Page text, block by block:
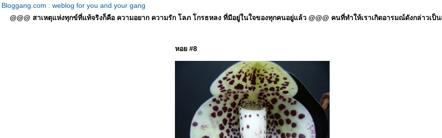
Bloggang.com : weblog for you and your gang
@@@ สาเหตุแห่งทุกข์ที่แท้จริงก็คือ ความอยาก ความรัก โลภ โกรธหลง ที่มีอยู่ในใจของทุกคนอยู่แล้ว @@@ คนที่ทำให้เราเกิดอารมณ์ดังกล่าวเ
หอย #8